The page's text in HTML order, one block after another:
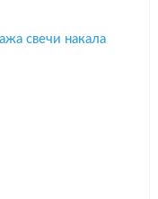
свечи накала